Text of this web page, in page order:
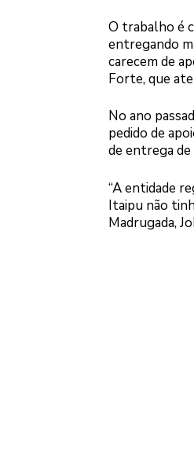
O trabalho é
entregando
carecem de
Forte, que
No ano
pedido de
de entrega de
“A entidade
Itaipu não
Madrugada,